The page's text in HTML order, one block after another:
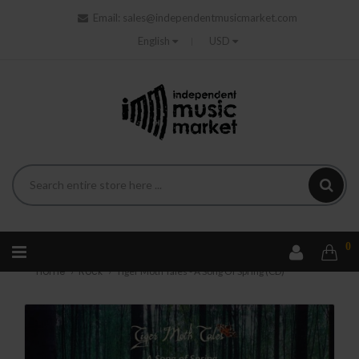
Email:
sales@independentmusicmarket.com
English
USD
0
Home Rock Tiger Moth Tales - A Song Of Spring (CD)